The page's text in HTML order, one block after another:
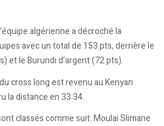
algérienne a décroché la
avec un total de 153 pts, derrière le
et le Burundi d'argent (72 pts).
cross long est revenu au Kenyan
la distance en 33:34.
classés comme suit: Moulai Slimane